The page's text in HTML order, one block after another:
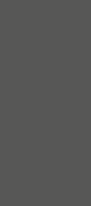
promoverá
amparada por
condição
55 do Anexo I
sido recebida
por substituição
– Venda
– Mercadoria
distinta da
– DIFAL:
do
ser efetuada